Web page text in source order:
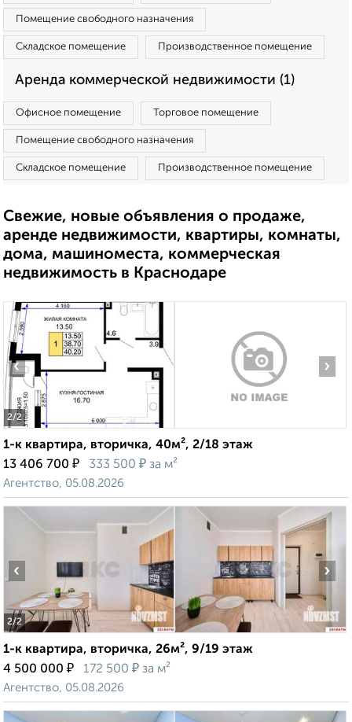
Помещение свободного назначения
Складское помещение Производственное помещение
Аренда коммерческой недвижимости (1)
Офисное помещение Торговое помещение
Помещение свободного назначения
Складское помещение Производственное помещение
Свежие, новые объявления о продаже,
аренде недвижимости, квартиры, комнаты,
дома, машиноместа, коммерческая
недвижимость в Краснодаре
2/2
‹ ›
1-к квартира, вторичка, 40м², 2/18 этаж
13 406 700 ₽ 333 500 ₽ за м²
Агентство, 05.08.2026
2/2
‹ ›
1-к квартира, вторичка, 26м², 9/19 этаж
4 500 000 ₽ 172 500 ₽ за м²
Агентство, 05.08.2026